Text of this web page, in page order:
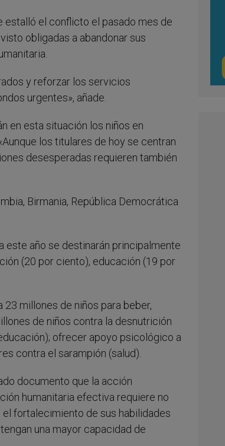
estalló el conflicto el pasado mes de
obligadas a abandonar sus
y reforzar los servicios
urgentes», añade.
en esta situación los niños en
los titulares de hoy se centran
desesperadas requieren también
Birmania, República Democrática
este año se destinarán principalmente
(20 por ciento), educación (19 por
millones de niños para beber,
de niños contra la desnutrición
ofrecer apoyo psicológico a
contra el sarampión (salud).
documento que la acción
humanitaria efectiva requiere no
fortalecimiento de sus habilidades
una mayor capacidad de